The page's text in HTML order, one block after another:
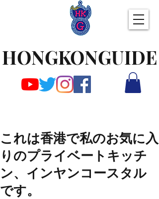
HONGKONGUIDE
これは香港で私のお気に入
りのプライベートキッチ
ン、インヤンコースタル
です。